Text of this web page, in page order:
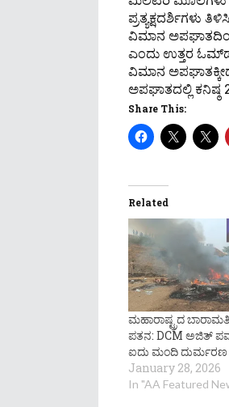
ಪ್ರತ್ಯಕ್ಷದರ್ಶಿಗಳು
ವಿಮಾನ
ಎಂದು ಉತ್ತರ
ವಿಮಾನ
ಅಪಘಾತದಲ್ಲಿ ಕನಿಷ್ಠ
Share This:
Related
ಮಹಾರಾಷ್ಟ್ರದ
ಪತನ: DCM ಅಜಿತ್‌
ಐದು ಮಂದಿ ದುರ್ಮರಣ
January 28, 2026
In "AA Featured